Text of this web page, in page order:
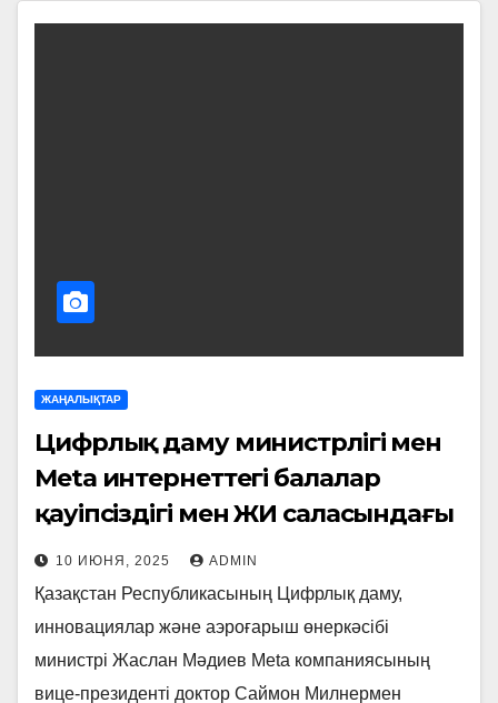
ЖАҢАЛЫҚТАР
Цифрлық даму министрлігі мен
Meta интернеттегі балалар
қауіпсіздігі мен ЖИ саласындағы
жаңа мүмкіндіктерді талқылады
10 ИЮНЯ, 2025 ADMIN
Қазақстан Республикасының Цифрлық даму,
инновациялар және аэроғарыш өнеркәсібі
министрі Жаслан Мәдиев Meta компаниясының
вице-президенті доктор Саймон Милнермен